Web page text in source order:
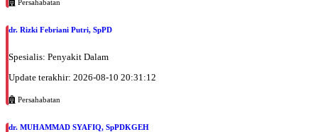
Persahabatan
dr. Rizki Febriani Putri, SpPD
Spesialis: Penyakit Dalam
Update terakhir: 2026-08-10 20:31:12
Persahabatan
dr. MUHAMMAD SYAFIQ, SpPDKGEH